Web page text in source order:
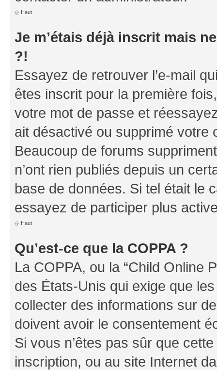
Haut
Je m’étais déjà inscrit mais
?!
Essayez de retrouver l’e-mail
êtes inscrit pour la première
votre mot de passe et
ait désactivé ou supprimé votre
Beaucoup de forums
n’ont rien publiés depuis un
base de données. Si tel était le
essayez de participer plus
Haut
Qu’est-ce que la COPPA ?
La COPPA, ou la “Child Online
des États-Unis qui exige que
collecter des informations sur
doivent avoir le consentement
Si vous n’êtes pas sûr que
inscription, ou au site Internet